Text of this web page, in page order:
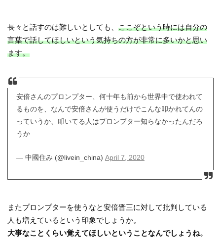
長々と話すのは難しいとしても、ここぞという時には自分の
言葉で話してほしいという気持ちの方が非常に多いかと思い
ます。
安倍さんのプロンプター、何十年も前から世界中で使われて
るものを、なんで安倍さんが使うだけでこんな叩かれてんの
っていうか、叩いてる人はプロンプター知らなかったんだろ
うか
— 中國住み (@livein_china) April 7, 2020
またプロンプターを使うなと安倍晋三に対して批判している
人も増えているという印象でしょうか。
大事なことくらい覚えてほしいということなんでしょうね。